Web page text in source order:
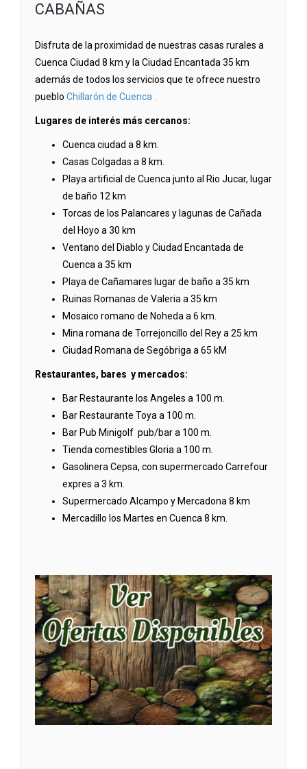
CABAÑAS
Disfruta de la proximidad de nuestras casas rurales a
Cuenca Ciudad 8 km y la Ciudad Encantada 35 km
además de todos los servicios que te ofrece nuestro
pueblo Chillarón de Cuenca .
Lugares de interés más cercanos:
Cuenca ciudad a 8 km.
Casas Colgadas a 8 km.
Playa artificial de Cuenca junto al Rio Jucar, lugar
de baño 12 km
Torcas de los Palancares y lagunas de Cañada
del Hoyo a 30 km
Ventano del Diablo y Ciudad Encantada de
Cuenca a 35 km
Playa de Cañamares lugar de baño a 35 km
Ruinas Romanas de Valeria a 35 km
Mosaico romano de Noheda a 6 km.
Mina romana de Torrejoncillo del Rey a 25 km
Ciudad Romana de Segóbriga a 65 kM
Restaurantes, bares y mercados:
Bar Restaurante los Angeles a 100 m.
Bar Restaurante Toya a 100 m.
Bar Pub Minigolf pub/bar a 100 m.
Tienda comestibles Gloria a 100 m.
Gasolinera Cepsa, con supermercado Carrefour
expres a 3 km.
Supermercado Alcampo y Mercadona 8 km
Mercadillo los Martes en Cuenca 8 km.